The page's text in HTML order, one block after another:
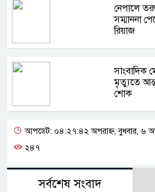
নেপালে
সম্মাননা
রিয়াজ
মৃত্যুতে
শোক
আপডেট: ০৪:২৭:৪২ অপরাহ্ন, বুধবার, ৬
২৪৭
সর্বশেষ সংবাদ